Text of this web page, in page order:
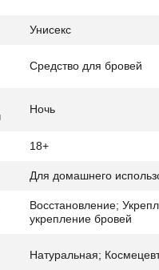
Унисекс
Средство для бровей
Ночь
18+
Для домашнего
Восстановление;
укрепление бровей
Натуральная;